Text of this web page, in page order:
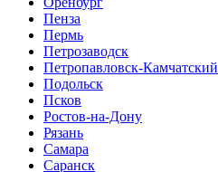
Пенза
Пермь
Петрозаводск
Петропавловск-Камчатский
Подольск
Псков
Ростов-на-Дону
Рязань
Самара
Саранск